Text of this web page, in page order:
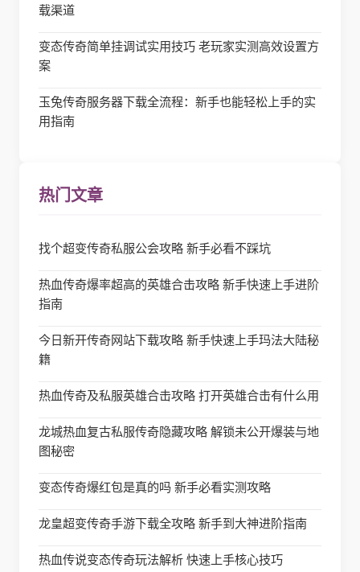
载渠道
变态传奇简单挂调试实用技巧 老玩家实测高效设置方
案
玉兔传奇服务器下载全流程：新手也能轻松上手的实
用指南
热门文章
找个超变传奇私服公会攻略 新手必看不踩坑
热血传奇爆率超高的英雄合击攻略 新手快速上手进阶
指南
今日新开传奇网站下载攻略 新手快速上手玛法大陆秘
籍
热血传奇及私服英雄合击攻略 打开英雄合击有什么用
龙城热血复古私服传奇隐藏攻略 解锁未公开爆装与地
图秘密
变态传奇爆红包是真的吗 新手必看实测攻略
龙皇超变传奇手游下载全攻略 新手到大神进阶指南
热血传说变态传奇玩法解析 快速上手核心技巧